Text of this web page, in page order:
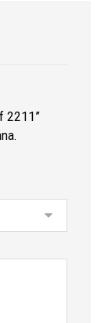
2211”